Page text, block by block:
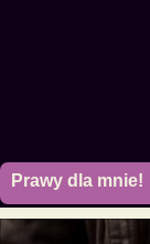
Prawy dla mnie!